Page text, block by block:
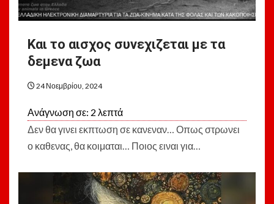
Και το αισχος συνεχιζεται με τα
δεμενα ζωα
24 Νοεμβρίου, 2024
Ανάγνωση σε: 2 λεπτά
Δεν θα γινει εκπτωση σε κανεναν… Οπως στρωνει
ο καθενας, θα κοιμαται… Ποιος ειναι για…